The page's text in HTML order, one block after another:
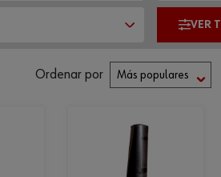
Ordenar por